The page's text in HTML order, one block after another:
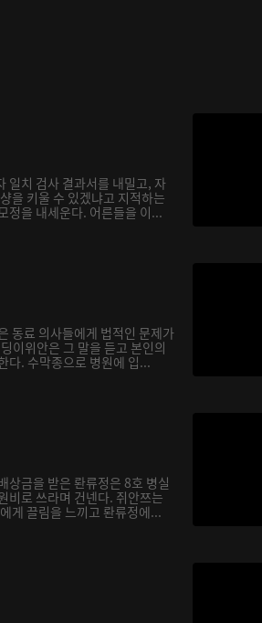
일치 검사 결과서를 내밀고, 자
을 키울 수 있겠냐고 지적하는
정을 내세운다. 어른들을 이...
동료 의사들에게 법적인 문제가
이위안은 그 말을 듣고 본인의
다. 수막종으로 병원에 입...
상금을 받은 롼류정은 8호 병실
비로 쓰라며 건넨다. 쥐안쯔는
게 끌림을 느끼고 롼류정에...